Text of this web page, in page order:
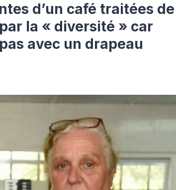
d’un café traitées de
la « diversité » car
avec un drapeau